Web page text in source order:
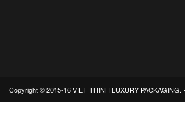
Copyright © 2015-16 VIET THINH LUXURY PACKAGING.